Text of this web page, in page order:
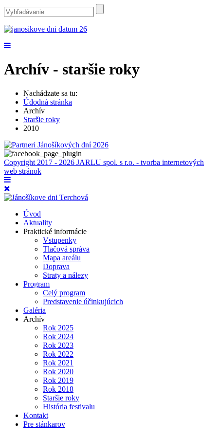
Archív - staršie roky
Nachádzate sa tu:
Údodná stránka
Archív
Staršie roky
2010
Copyright 2017 - 2026 JARLU spol. s r.o. - tvorba internetových
web stránok
Úvod
Aktuality
Praktické informácie
Vstupenky
Tlačová správa
Mapa areálu
Doprava
Straty a nálezy
Program
Celý program
Predstavenie účinkujúcich
Galéria
Archív
Rok 2025
Rok 2024
Rok 2023
Rok 2022
Rok 2021
Rok 2020
Rok 2019
Rok 2018
Staršie roky
História festivalu
Kontakt
Pre stánkarov